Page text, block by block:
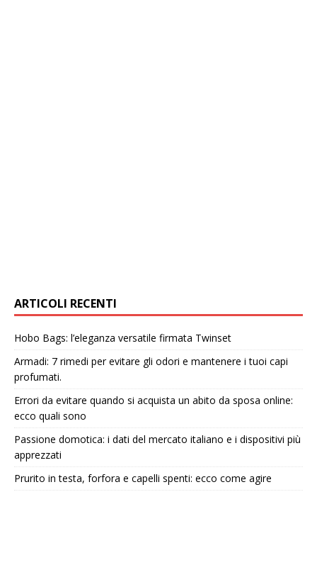
ARTICOLI RECENTI
Hobo Bags: l’eleganza versatile firmata Twinset
Armadi: 7 rimedi per evitare gli odori e mantenere i tuoi capi
profumati.
Errori da evitare quando si acquista un abito da sposa online:
ecco quali sono
Passione domotica: i dati del mercato italiano e i dispositivi più
apprezzati
Prurito in testa, forfora e capelli spenti: ecco come agire